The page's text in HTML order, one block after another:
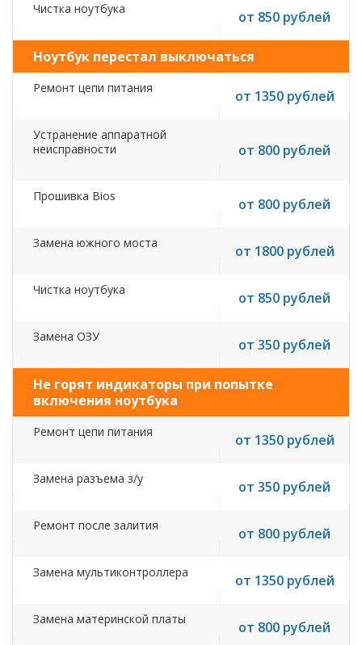
Чистка ноутбука от 850 рублей
Ноутбук перестал выключаться
Ремонт цепи питания от 1350 рублей
Устранение аппаратной
неисправности
от 800 рублей
Прошивка Bios от 800 рублей
Замена южного моста от 1800 рублей
Чистка ноутбука от 850 рублей
Замена ОЗУ от 350 рублей
Не горят индикаторы при попытке
включения ноутбука
Ремонт цепи питания от 1350 рублей
Замена разъема з/у от 350 рублей
Ремонт после залития от 800 рублей
Замена мультиконтроллера от 1350 рублей
Замена материнской платы от 800 рублей